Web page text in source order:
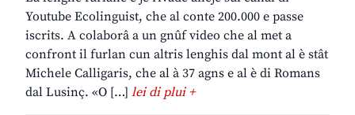
Youtube Ecolinguist, che al conte 200.000 e passe
iscrits. A colaborâ a un gnûf video che al met a
confront il furlan cun altris lenghis dal mont al è stât
Michele Calligaris, che al à 37 agns e al è di Romans
dal Lusinç. «O […] lei di plui +